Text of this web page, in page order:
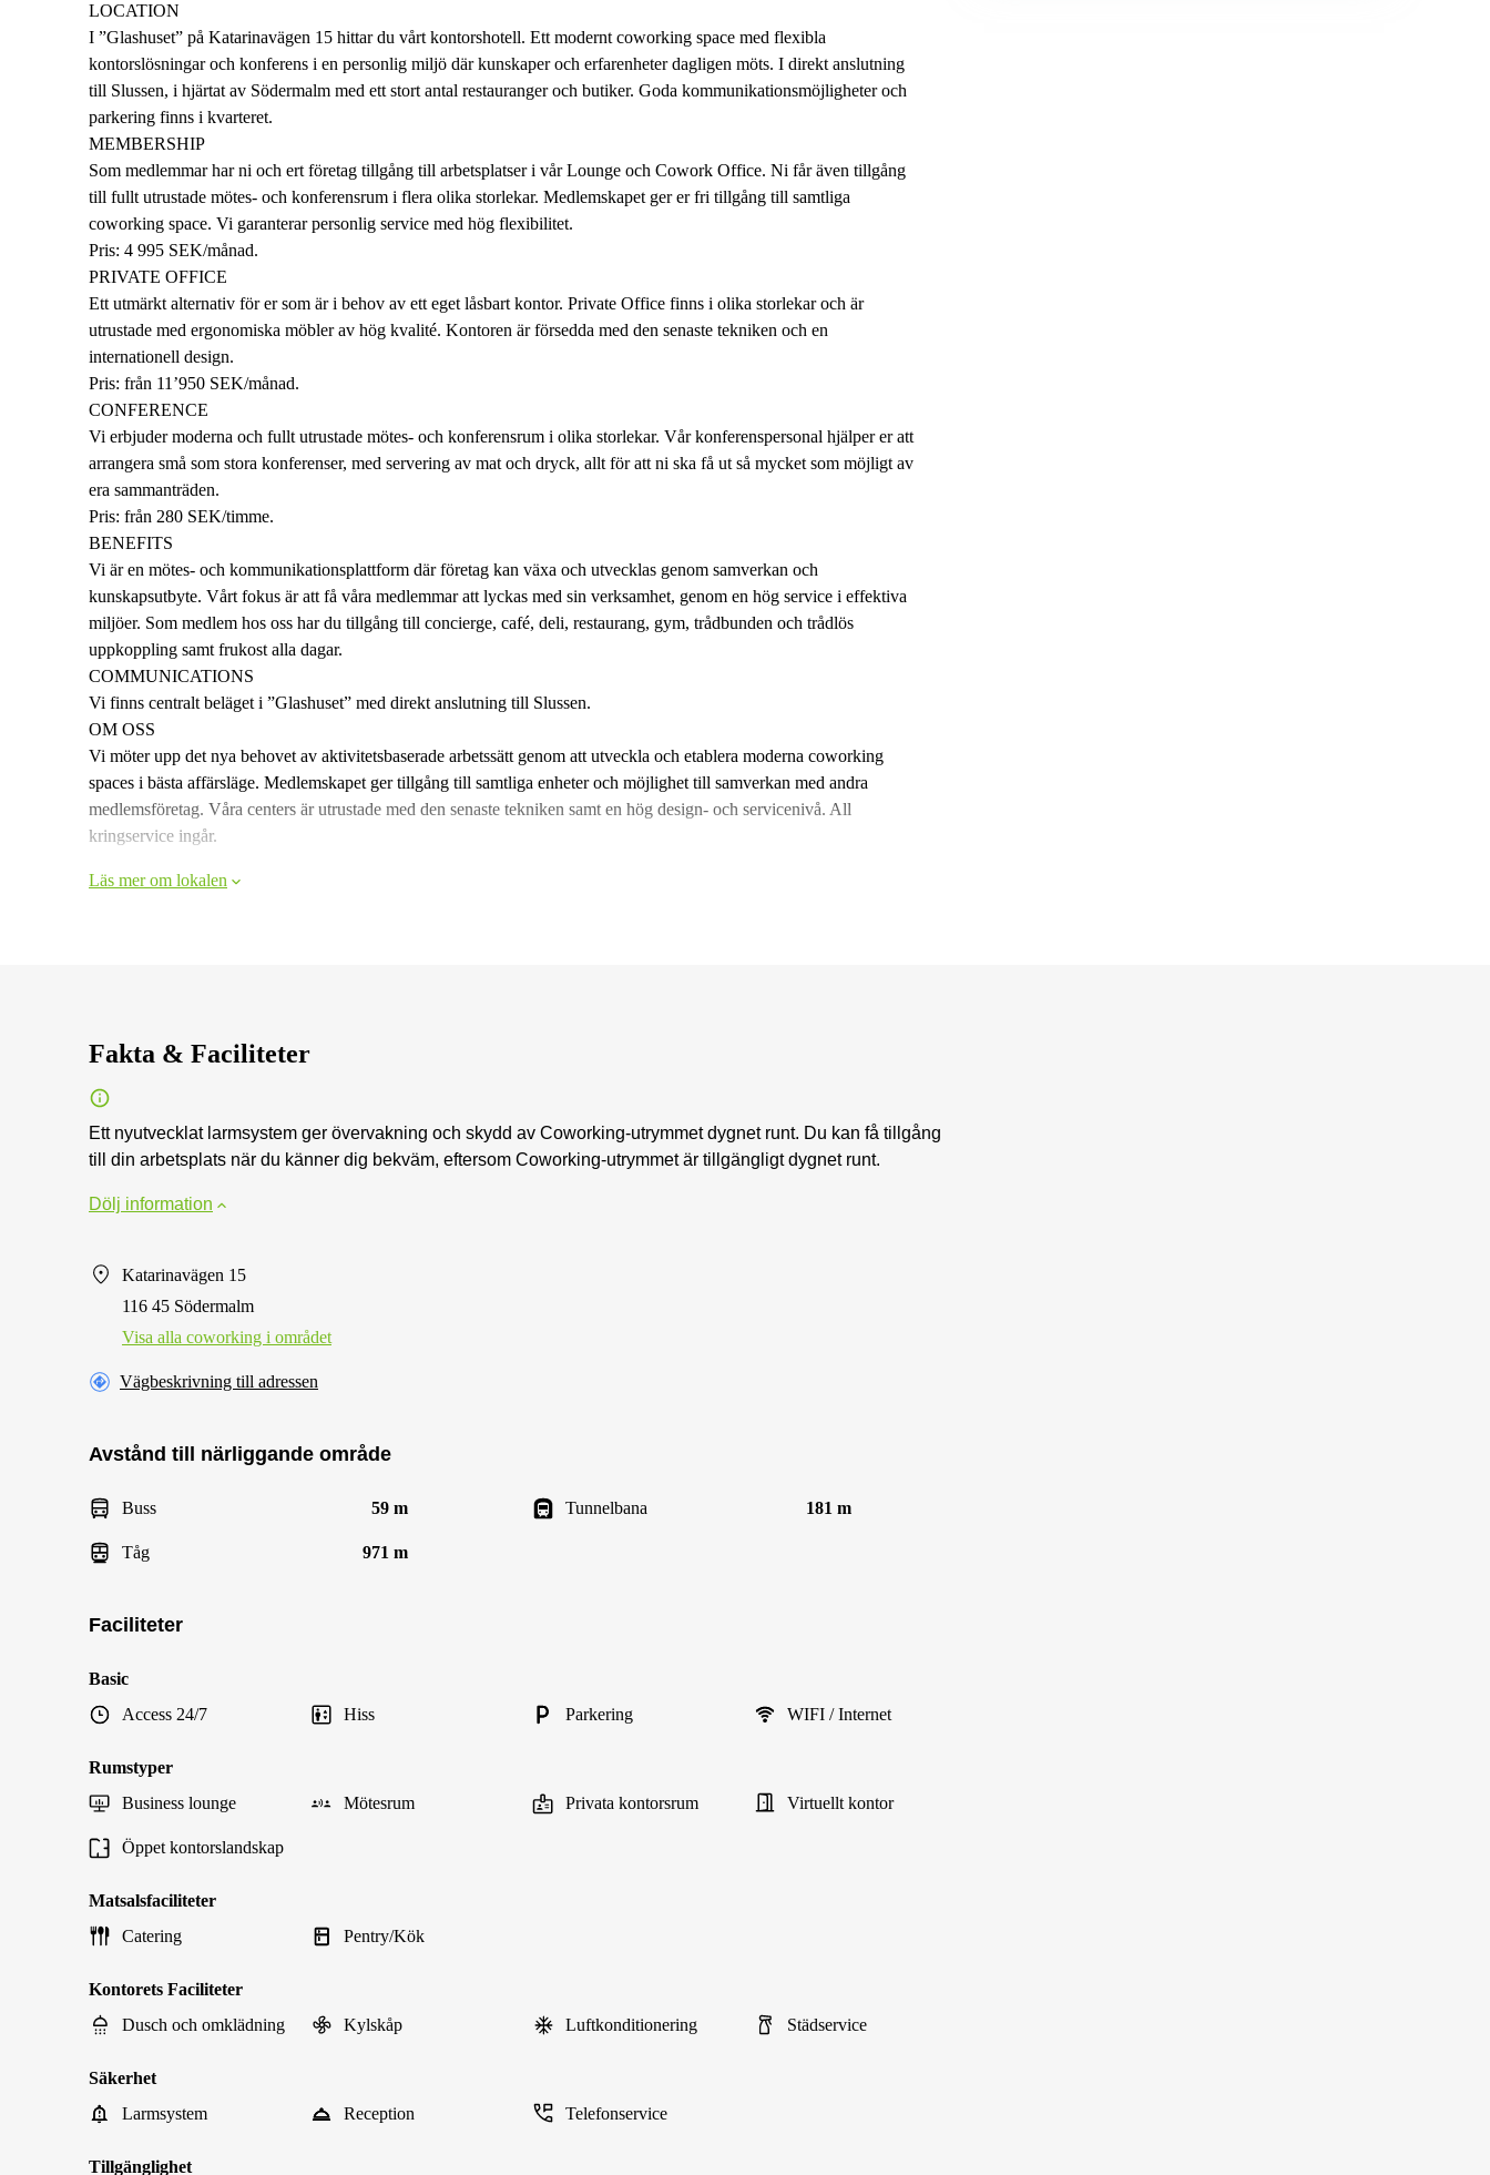
LOCATION
I ”Glashuset” på Katarinavägen 15 hittar du vårt kontorshotell. Ett modernt coworking space med flexibla
kontorslösningar och konferens i en personlig miljö där kunskaper och erfarenheter dagligen möts. I direkt anslutning
till Slussen, i hjärtat av Södermalm med ett stort antal restauranger och butiker. Goda kommunikationsmöjligheter och
parkering finns i kvarteret.
MEMBERSHIP
Som medlemmar har ni och ert företag tillgång till arbetsplatser i vår Lounge och Cowork Office. Ni får även tillgång
till fullt utrustade mötes- och konferensrum i flera olika storlekar. Medlemskapet ger er fri tillgång till samtliga
coworking space. Vi garanterar personlig service med hög flexibilitet.
Pris: 4 995 SEK/månad.
PRIVATE OFFICE
Ett utmärkt alternativ för er som är i behov av ett eget låsbart kontor. Private Office finns i olika storlekar och är
utrustade med ergonomiska möbler av hög kvalité. Kontoren är försedda med den senaste tekniken och en
internationell design.
Pris: från 11’950 SEK/månad.
CONFERENCE
Vi erbjuder moderna och fullt utrustade mötes- och konferensrum i olika storlekar. Vår konferenspersonal hjälper er att
arrangera små som stora konferenser, med servering av mat och dryck, allt för att ni ska få ut så mycket som möjligt av
era sammanträden.
Pris: från 280 SEK/timme.
BENEFITS
Vi är en mötes- och kommunikationsplattform där företag kan växa och utvecklas genom samverkan och
kunskapsutbyte. Vårt fokus är att få våra medlemmar att lyckas med sin verksamhet, genom en hög service i effektiva
miljöer. Som medlem hos oss har du tillgång till concierge, café, deli, restaurang, gym, trådbunden och trådlös
uppkoppling samt frukost alla dagar.
COMMUNICATIONS
Vi finns centralt beläget i ”Glashuset” med direkt anslutning till Slussen.
OM OSS
Vi möter upp det nya behovet av aktivitetsbaserade arbetssätt genom att utveckla och etablera moderna coworking
spaces i bästa affärsläge. Medlemskapet ger tillgång till samtliga enheter och möjlighet till samverkan med andra
medlemsföretag. Våra centers är utrustade med den senaste tekniken samt en hög design- och servicenivå. All
kringservice ingår.
Läs mer om lokalen
Fakta & Faciliteter
Ett nyutvecklat larmsystem ger övervakning och skydd av Coworking-utrymmet dygnet runt. Du kan få tillgång
till din arbetsplats när du känner dig bekväm, eftersom Coworking-utrymmet är tillgängligt dygnet runt.
Dölj information
Katarinavägen 15
116 45 Södermalm
Visa alla сoworking i området
Vägbeskrivning till adressen
Avstånd till närliggande område
Buss 59 m Tunnelbana 181 m
Tåg 971 m
Faciliteter
Basic
Access 24/7
Hiss Parkering WIFI / Internet
Rumstyper
Business lounge
Mötesrum Privata kontorsrum Virtuellt kontor
Öppet kontorslandskap
Matsalsfaciliteter
Catering
Pentry/Kök
Kontorets Faciliteter
Dusch och omklädning
Kylskåp Luftkonditionering Städservice
Säkerhet
Larmsystem
Reception Telefonservice
Tillgänglighet